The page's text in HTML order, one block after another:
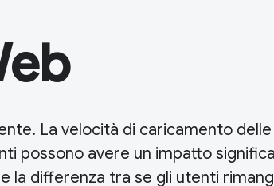
La velocità di caricamento delle
possono avere un impatto
la differenza tra se gli utenti